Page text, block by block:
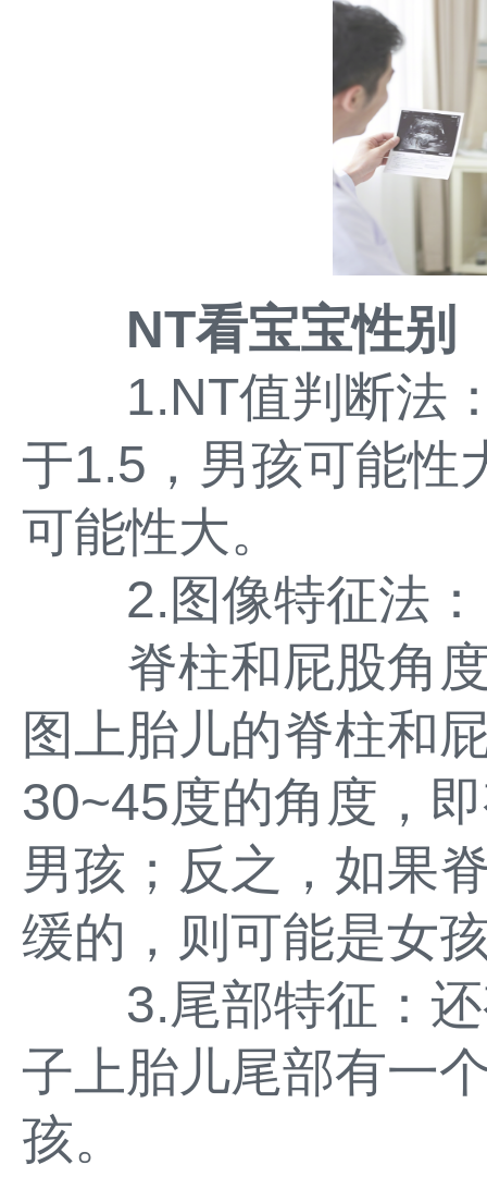
NT看宝宝性别
1.NT值判断法：
于1.5，男孩可能性
可能性大。
2.图像特征法：
脊柱和屁股角度
图上胎儿的脊柱和
30~45度的角度，
男孩；反之，如果
缓的，则可能是女
3.尾部特征：还
子上胎儿尾部有一
孩。